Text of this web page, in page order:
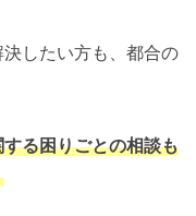
したい方も、都合の
る困りごとの相談も